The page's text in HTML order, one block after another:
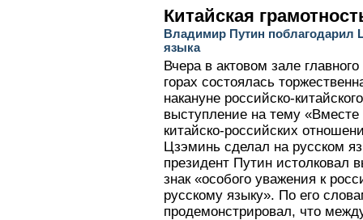
Китайская
Владимир Путин поблагодарил
языка
Вчера в актовом зале
горах состоялась
накануне российско-
выступление на тему
китайско-российских
Цзэминь сделал на русском
президент Путин истолковал
знак «особого уважения к
русскому языку». По его
продемонстрировал, что